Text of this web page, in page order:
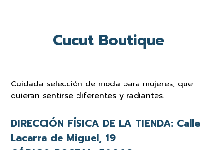
Cucut Boutique
Cuidada selección de moda para mujeres, que
quieran sentirse diferentes y radiantes.
DIRECCIÓN FÍSICA DE LA TIENDA: Calle
Lacarra de Miguel, 19